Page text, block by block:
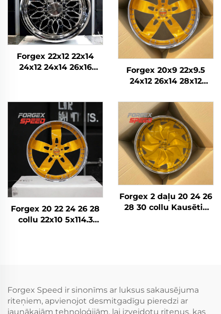
Forgex 22x12 22x14
24x12 24x14 26x16
8x180 8x6.5 6x5.5 5x5
Kravas auto riteņi
Forgex 20x9 22x9.5
24x12 26x14 28x12
riteņi Hromēti riteņi
Iegriezti diski Zelta
auto riteņu diski
Forgex 20 22 24 26 28
collu 22x10 5x114.3
Forgex 2 daļu 20 24 26
28 30 collu Kausētie
Forgex Speed ir sinonīms ar luksus sakausējuma
riteņiem, apvienojot desmitgadīgu pieredzi ar
jaunākajām tehnoloģijām, lai izveidotu riteņus, kas